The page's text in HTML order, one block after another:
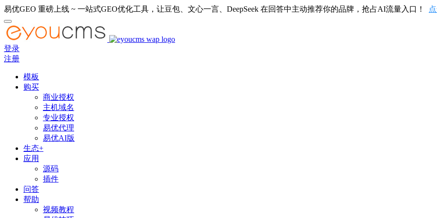
易优GEO 重磅上线 ~ 一站式GEO优化工具，让豆包、文心一言、DeepSeek 在回答中主动推荐你的品牌，抢占AI流量入口！
登录
注册
模板
购买
商业授权
主机域名
专业授权
易优代理
易优AI版
生态+
应用
源码
插件
问答
帮助
视频教程